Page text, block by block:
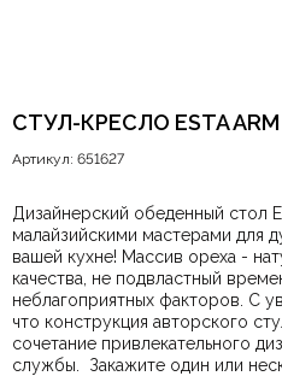
СТУЛ-КРЕСЛО ESTA
Артикул: 651627
Дизайнерский обеденный стол
малайзийскими мастерами для
вашей кухне! Массив ореха -
качества, не подвластный
неблагоприятных факторов. С
что конструкция авторского
сочетание привлекательного
службы.
Закажите один или